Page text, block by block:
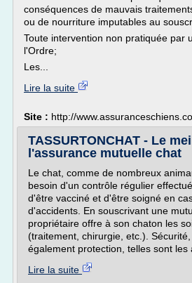
conséquences de mauvais
ou de nourriture imputables au
Toute intervention non pratiquée par
l'Ordre;
Les...
Lire la suite
Site : http://
TASSURTONCHAT - Le
l'assurance mutuelle chat
Le chat, comme de nombreux
besoin d'un contrôle régulier
d'être vacciné et d'être soigné en
d'accidents. En souscrivant une
propriétaire offre à son chaton les
(traitement, chirurgie, etc.).
également protection, telles sont les
Lire la suite